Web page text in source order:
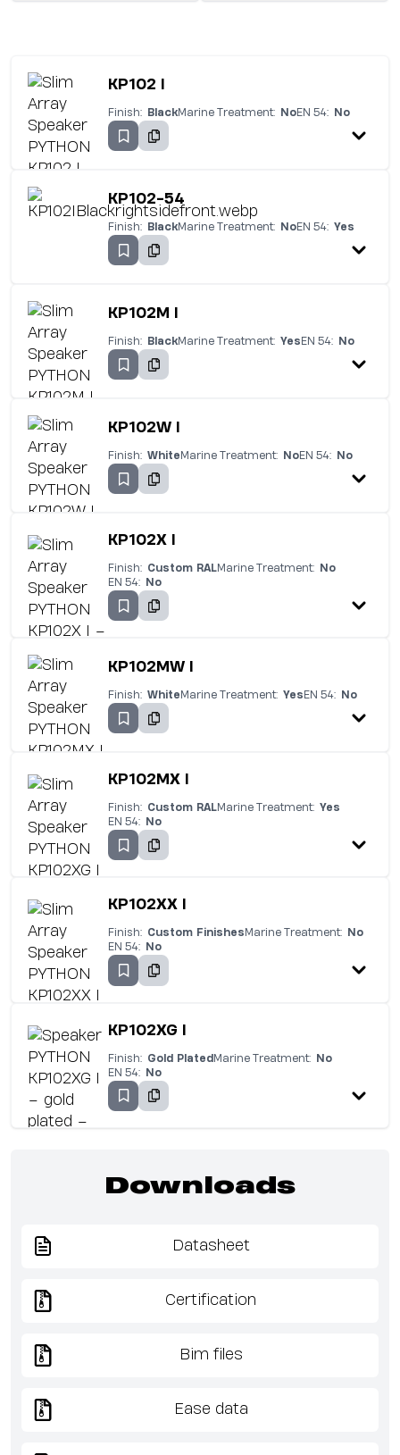
KP102 I
Finish: BlackMarine Treatment: NoEN 54: No
KP102-54
Finish: BlackMarine Treatment: NoEN 54: Yes
KP102M I
Finish: BlackMarine Treatment: Yes EN 54: No
KP102W I
Finish: White Marine Treatment: NoEN 54: No
KP102X I
Finish: Custom RALMarine Treatment:
No
EN 54:
No
KP102MW I
Finish: White Marine Treatment: Yes EN 54: No
KP102MX I
Finish: Custom RALMarine Treatment: Yes
EN 54:
No
KP102XX I
Finish: Custom Finishes Marine Treatment:
No
EN 54:
No
KP102XG I
Finish: Gold Plated Marine Treatment:
No
EN 54:
No
Downloads
Datasheet
Certification
Bim files
Ease data